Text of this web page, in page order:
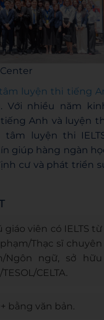
luyện thi tiếng
Với nhiều năm
Anh và luyện
luyện thi
giúp hàng ngàn
cư và phát triển
viên có IELTS từ
Thạc sĩ chuyên
Ngôn ngữ, sở hữu
CELTA.
bằng văn bản.